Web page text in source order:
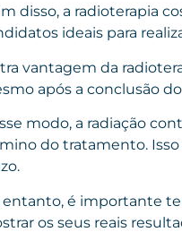
disso, a radioterapia
ideais para
vantagem da
após a conclusão
modo, a radiação
do tratamento.
entanto, é importante
os seus reais